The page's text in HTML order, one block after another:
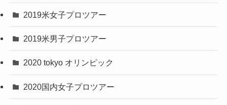
2019米女子プロツアー
2019米男子プロツアー
2020 tokyo オリンピック
2020国内女子プロツアー